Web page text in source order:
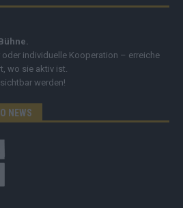
oder individuelle Kooperation – erreiche
wo sie aktiv ist.
werden!
NEWS